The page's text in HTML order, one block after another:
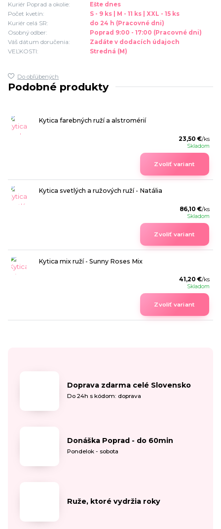
Kuriér Poprad a okolie:
Ešte dnes
Počet kvetín:
S - 9 ks | M - 11 ks | XXL - 15 ks
Kuriér celá SR:
do 24 h (Pracovné dni)
Osobný odber:
Poprad 9:00 - 17:00 (Pracovné dni)
Váš dátum doručenia:
Zadáte v dodacích údajoch
VEĽKOSTI:
Stredná (M)
Do obľúbených
Podobné produkty
Kytica farebných ruží a alstromérií
23,50 €/ks
Skladom
Zvoliť variant
Kytica svetlých a ružových ruží - Natália
86,10 €/ks
Skladom
Zvoliť variant
Kytica mix ruží - Sunny Roses Mix
41,20 €/ks
Skladom
Zvoliť variant
Doprava zdarma celé Slovensko
Do 24h s kódom: doprava
Donáška Poprad - do 60min
Pondelok - sobota
Ruže, ktoré vydržia roky